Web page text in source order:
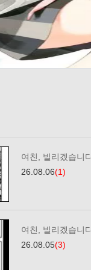
여친, 빌리겠습니
26.08.06(1)
여친, 빌리겠습니
26.08.05(3)